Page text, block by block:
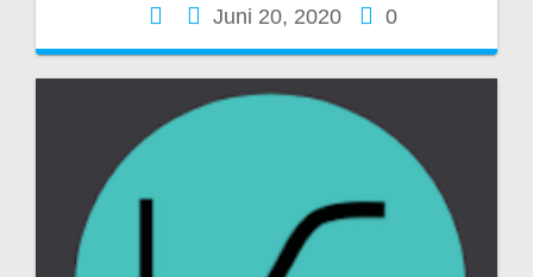
Juni 20, 2020 0